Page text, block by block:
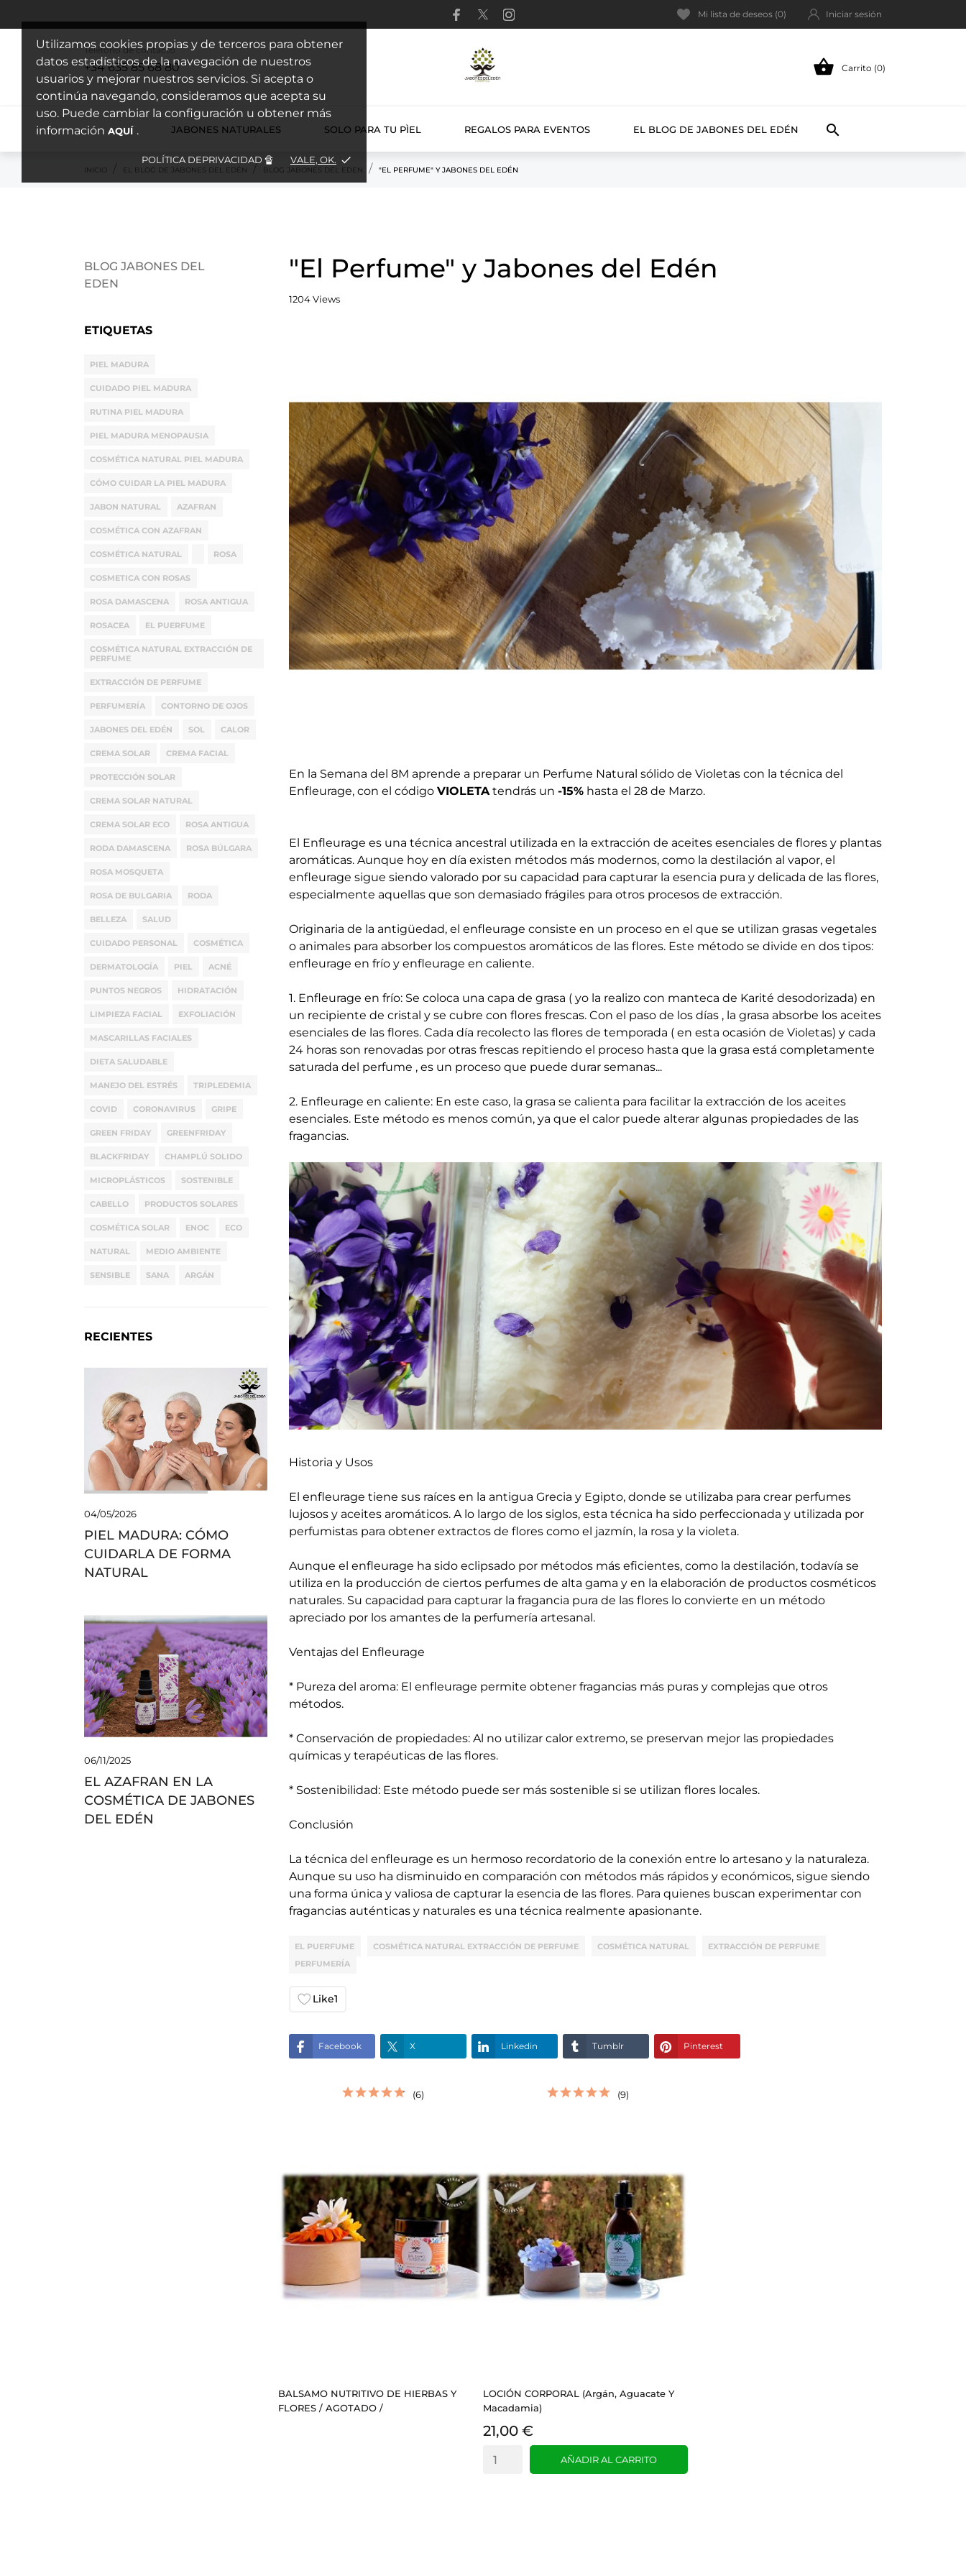
Utilizamos cookies propias y de terceros para obtener
datos estadísticos de la navegación de nuestros
usuarios y mejorar nuestros servicios. Si acepta o
continúa navegando, consideramos que acepta su
uso. Puede cambiar la configuración u obtener más
información AQUÍ .
POLÍTICA DEPRIVACIDAD 🔏 VALE, OK. done
Mi lista de deseos (0) Iniciar sesión
Teléfono de contacto
+34 635 85 68 80  Carrito (0)
JABONES NATURALES SOLO PARA TU PÌEL REGALOS PARA EVENTOS EL BLOG DE JABONES DEL EDÉN 
INICIO EL BLOG DE JABONES DEL EDÉN BLOG JABONES DEL EDEN "EL PERFUME" Y JABONES DEL EDÉN
BLOG JABONES DEL
EDEN
ETIQUETAS
PIEL MADURA
CUIDADO PIEL MADURA
RUTINA PIEL MADURA
PIEL MADURA MENOPAUSIA
COSMÉTICA NATURAL PIEL MADURA
CÓMO CUIDAR LA PIEL MADURA
JABON NATURAL AZAFRAN
COSMÉTICA CON AZAFRAN
COSMÉTICA NATURAL ROSA
COSMETICA CON ROSAS
ROSA DAMASCENA ROSA ANTIGUA
ROSACEA EL PUERFUME
COSMÉTICA NATURAL EXTRACCIÓN DE
PERFUME
EXTRACCIÓN DE PERFUME
PERFUMERÍA CONTORNO DE OJOS
JABONES DEL EDÉN SOL CALOR
CREMA SOLAR CREMA FACIAL
PROTECCIÓN SOLAR
CREMA SOLAR NATURAL
CREMA SOLAR ECO ROSA ANTIGUA
RODA DAMASCENA ROSA BÚLGARA
ROSA MOSQUETA
ROSA DE BULGARIA RODA
BELLEZA SALUD
CUIDADO PERSONAL COSMÉTICA
DERMATOLOGÍA PIEL ACNÉ
PUNTOS NEGROS HIDRATACIÓN
LIMPIEZA FACIAL EXFOLIACIÓN
MASCARILLAS FACIALES
DIETA SALUDABLE
MANEJO DEL ESTRÉS TRIPLEDEMIA
COVID CORONAVIRUS GRIPE
GREEN FRIDAY GREENFRIDAY
BLACKFRIDAY CHAMPLÚ SOLIDO
MICROPLÁSTICOS SOSTENIBLE
CABELLO PRODUCTOS SOLARES
COSMÉTICA SOLAR ENOC ECO
NATURAL MEDIO AMBIENTE
SENSIBLE SANA ARGÁN
RECIENTES
04/05/2026
PIEL MADURA: CÓMO
CUIDARLA DE FORMA
NATURAL
06/11/2025
EL AZAFRAN EN LA
COSMÉTICA DE JABONES
DEL EDÉN
"El Perfume" y Jabones del Edén
1204 Views
En la Semana del 8M aprende a preparar un Perfume Natural sólido de Violetas con la técnica del
Enfleurage, con el código VIOLETAtendrás un -15% hasta el 28 de Marzo.
El Enfleurage es una técnica ancestral utilizada en la extracción de aceites esenciales de flores y plantas
aromáticas. Aunque hoy en día existen métodos más modernos, como la destilación al vapor, el
enfleurage sigue siendo valorado por su capacidad para capturar la esencia pura y delicada de las flores,
especialmente aquellas que son demasiado frágiles para otros procesos de extracción.
Originaria de la antigüedad, el enfleurage consiste en un proceso en el que se utilizan grasas vegetales
o animales para absorber los compuestos aromáticos de las flores. Este método se divide en dos tipos:
enfleurage en frío y enfleurage en caliente.
1. Enfleurage en frío: Se coloca una capa de grasa ( yo la realizo con manteca de Karité desodorizada) en
un recipiente de cristal y se cubre con flores frescas. Con el paso de los días , la grasa absorbe los aceites
esenciales de las flores. Cada día recolecto las flores de temporada ( en esta ocasión de Violetas) y cada
24 horas son renovadas por otras frescas repitiendo el proceso hasta que la grasa está completamente
saturada del perfume , es un proceso que puede durar semanas...
2. Enfleurage en caliente: En este caso, la grasa se calienta para facilitar la extracción de los aceites
esenciales. Este método es menos común, ya que el calor puede alterar algunas propiedades de las
fragancias.
Historia y Usos
El enfleurage tiene sus raíces en la antigua Grecia y Egipto, donde se utilizaba para crear perfumes
lujosos y aceites aromáticos. A lo largo de los siglos, esta técnica ha sido perfeccionada y utilizada por
perfumistas para obtener extractos de flores como el jazmín, la rosa y la violeta.
Aunque el enfleurage ha sido eclipsado por métodos más eficientes, como la destilación, todavía se
utiliza en la producción de ciertos perfumes de alta gama y en la elaboración de productos cosméticos
naturales. Su capacidad para capturar la fragancia pura de las flores lo convierte en un método
apreciado por los amantes de la perfumería artesanal.
Ventajas del Enfleurage
* Pureza del aroma: El enfleurage permite obtener fragancias más puras y complejas que otros
métodos.
* Conservación de propiedades: Al no utilizar calor extremo, se preservan mejor las propiedades
químicas y terapéuticas de las flores.
* Sostenibilidad: Este método puede ser más sostenible si se utilizan flores locales.
Conclusión
La técnica del enfleurage es un hermoso recordatorio de la conexión entre lo artesano y la naturaleza.
Aunque su uso ha disminuido en comparación con métodos más rápidos y económicos, sigue siendo
una forma única y valiosa de capturar la esencia de las flores. Para quienes buscan experimentar con
fragancias auténticas y naturales es una técnica realmente apasionante.
EL PUERFUME COSMÉTICA NATURAL EXTRACCIÓN DE PERFUME COSMÉTICA NATURAL
EXTRACCIÓN DE PERFUME
PERFUMERÍA
Like1
Facebook X Linkedin Tumblr Pinterest
VISTA RÁPIDA
(6)
BALSAMO NUTRITIVO DE HIERBAS Y
FLORES / AGOTADO /
VISTA RÁPIDA
(9)
LOCIÓN CORPORAL (Argán, Aguacate Y
Macadamia)
21,00 €
AÑADIR AL CARRITO